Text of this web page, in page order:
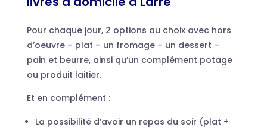
Pour chaque jour, 2 options au choix avec hors
d’oeuvre – plat – un fromage – un dessert –
pain et beurre, ainsi qu’un complément potage
ou produit laitier.
Et en complément :
La possibilité d’avoir un repas du soir (plat +